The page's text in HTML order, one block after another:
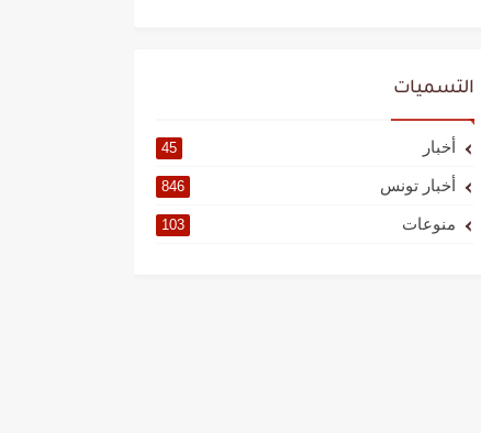
التسميات
أخبار 45
أخبار تونس 846
منوعات 103